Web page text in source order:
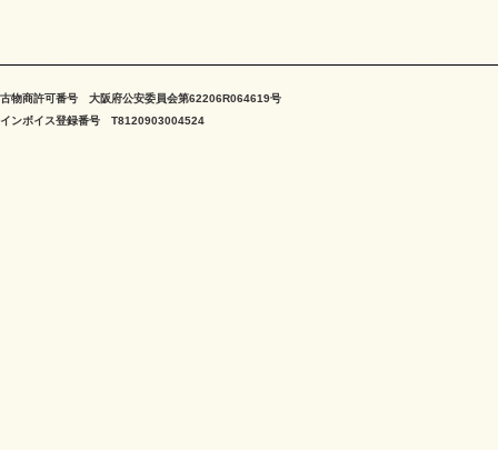
古物商許可番号 大阪府公安委員会第62206R064619号
インボイス登録番号 T8120903004524